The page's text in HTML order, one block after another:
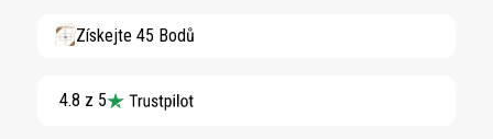
Získejte 45 Bodů
4.8 z 5